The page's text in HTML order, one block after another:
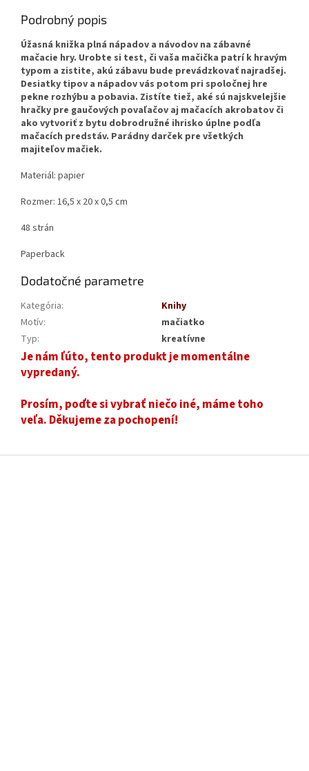
Podrobný popis
Úžasná knižka plná nápadov a návodov na zábavné
mačacie hry. Urobte si test, či vaša mačička patrí k hravým
typom a zistite, akú zábavu bude prevádzkovať najradšej.
Desiatky tipov a nápadov vás potom pri spoločnej hre
pekne rozhýbu a pobavia. Zistíte tiež, aké sú najskvelejšie
hračky pre gaučových povaľačov aj mačacích akrobatov či
ako vytvoriť z bytu dobrodružné ihrisko úplne podľa
mačacích predstáv. Parádny darček pre všetkých
majiteľov mačiek.
Materiál: papier
Rozmer: 16,5 x 20 x 0,5 cm
48 strán
Paperback
Dodatočné parametre
Kategória:
Knihy
Motív:
mačiatko
Typ: kreatívne
Je nám ľúto, tento produkt je momentálne
vypredaný.
Prosím, poďte si vybrať niečo iné, máme toho
veľa. Děkujeme za pochopení!